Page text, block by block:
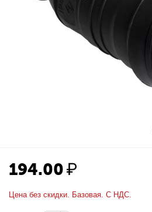
194.00₽
Цена без скидки. Базовая. С НДС.